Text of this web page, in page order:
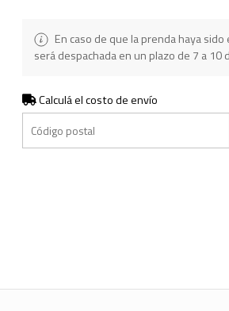
En caso de que la prenda haya
será despachada en un plazo de 7 a 10
Calculá el costo de envío